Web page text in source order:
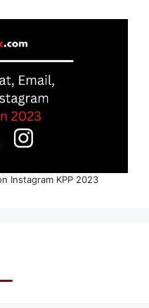
Instagram KPP 2023